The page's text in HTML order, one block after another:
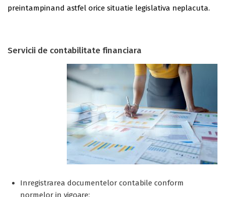
preintampinand astfel orice situatie legislativa neplacuta.
Servicii de contabilitate financiara
Inregistrarea documentelor contabile conform
normelor in vigoare;